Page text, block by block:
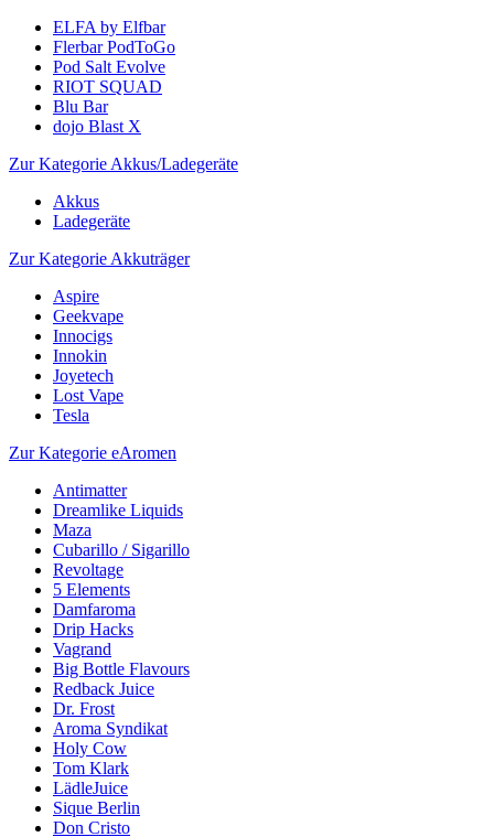
ELFA by Elfbar
Flerbar PodToGo
Pod Salt Evolve
RIOT SQUAD
Blu Bar
dojo Blast X
Zur Kategorie Akkus/Ladegeräte
Akkus
Ladegeräte
Zur Kategorie Akkuträger
Aspire
Geekvape
Innocigs
Innokin
Joyetech
Lost Vape
Tesla
Zur Kategorie eAromen
Antimatter
Dreamlike Liquids
Maza
Cubarillo / Sigarillo
Revoltage
5 Elements
Damfaroma
Drip Hacks
Vagrand
Big Bottle Flavours
Redback Juice
Dr. Frost
Aroma Syndikat
Holy Cow
Tom Klark
LädleJuice
Sique Berlin
Don Cristo